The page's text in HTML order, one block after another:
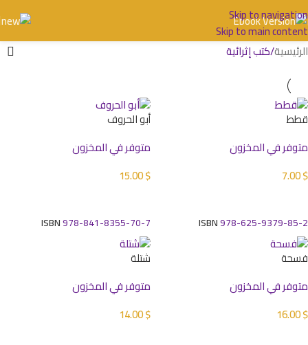
Skip to navigation
Skip to main content
الرئيسية كتب إثرائية
قطط
متوفر في المخزون
7.00$
ISBN978-625-9379-85-2
أبو الحروف
متوفر في المخزون
15.00$
ISBN978-841-8355-70-7
فسحة
متوفر في المخزون
16.00$
شتلة
متوفر في المخزون
14.00$